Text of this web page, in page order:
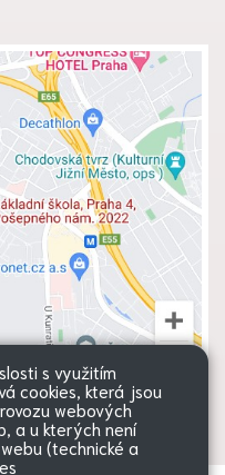
s využitím
cookies, která jsou
webových
a u kterých není
(technické a